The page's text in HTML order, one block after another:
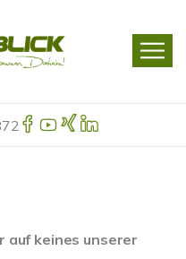
auf keines unserer